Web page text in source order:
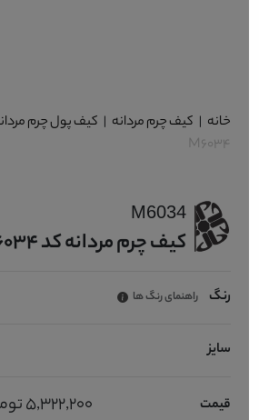
خانه | کیف چرم مردانه| کیف پول چرم مردانه
M6034
M6034
کیف چرم مردانه کد M6034
رنگ راهنمای رنگ ها
سایز
قیمت 5,322,200 تومان